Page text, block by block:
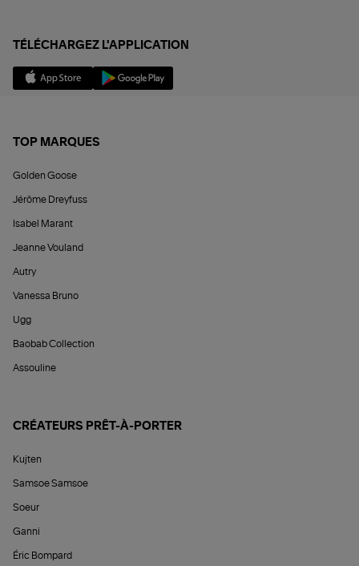
TÉLÉCHARGEZ L'APPLICATION
TOP MARQUES
Golden Goose
Jérôme Dreyfuss
Isabel Marant
Jeanne Vouland
Autry
Vanessa Bruno
Ugg
Baobab Collection
Assouline
CRÉATEURS PRÊT-À-PORTER
Kujten
Samsoe Samsoe
Soeur
Ganni
Éric Bompard